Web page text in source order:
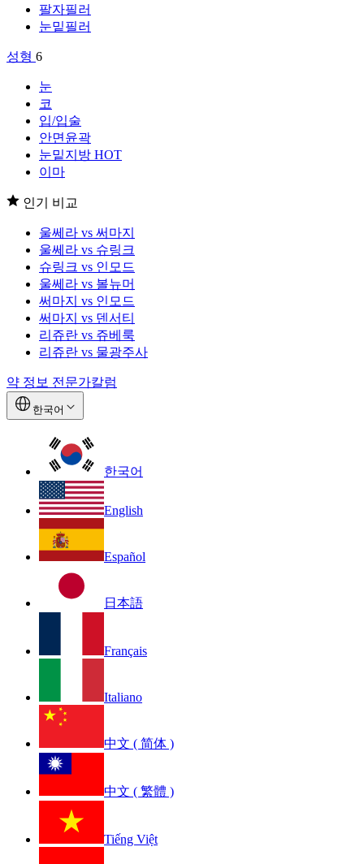
팔자필러
눈밑필러
성형 6
눈
코
입/입술
안면윤곽
눈밑지방 HOT
이마
인기 비교
울쎄라 vs 써마지
울쎄라 vs 슈링크
슈링크 vs 인모드
울쎄라 vs 볼뉴머
써마지 vs 인모드
써마지 vs 덴서티
리쥬란 vs 쥬베룩
리쥬란 vs 물광주사
약 정보 전문가칼럼
한국어
한국어
English
Español
日本語
Français
Italiano
中文 ( 简体 )
中文 ( 繁體 )
Tiếng Việt